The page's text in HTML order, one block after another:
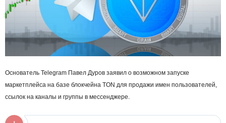
Основатель Telegram Павел Дуров заявил о возможном запуске
маркетплейса на базе блокчейна TON для продажи имен пользователей,
ссылок на каналы и группы в мессенджере.